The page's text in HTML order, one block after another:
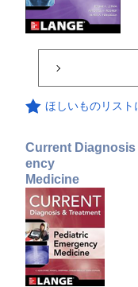
ほしいものリスト
Current Diagnosis
ency
Medicine